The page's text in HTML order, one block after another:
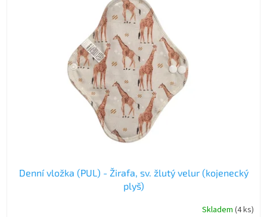
Denní vložka (PUL) - Žirafa, sv. žlutý velur (kojenecký
plyš)
Skladem (4 ks)